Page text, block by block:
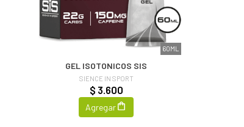
60ML
GEL ISOTONICOS SIS
SIENCE IN SPORT
$ 3.600
Agregar